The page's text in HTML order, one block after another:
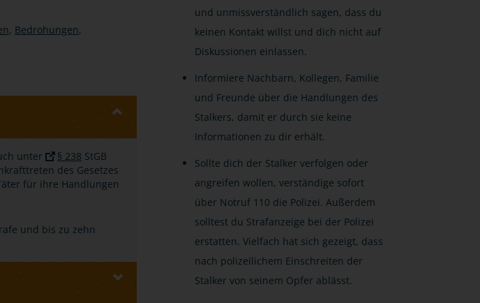
, Bedrohungen,
unter § 238 StGB
des Gesetzes
für ihre Handlungen
und bis zu zehn
und unmissverständlich sagen, dass du
keinen Kontakt willst und dich nicht auf
Diskussionen einlassen.
Informiere Nachbarn, Kollegen, Familie
und Freunde über die Handlungen des
Stalkers, damit er durch sie keine
Informationen zu dir erhält.
Sollte dich der Stalker verfolgen oder
angreifen wollen, verständige sofort
über Notruf 110 die Polizei. Außerdem
solltest du Strafanzeige bei der Polizei
erstatten. Vielfach hat sich gezeigt, dass
nach polizeilichem Einschreiten der
Stalker von seinem Opfer ablässt.